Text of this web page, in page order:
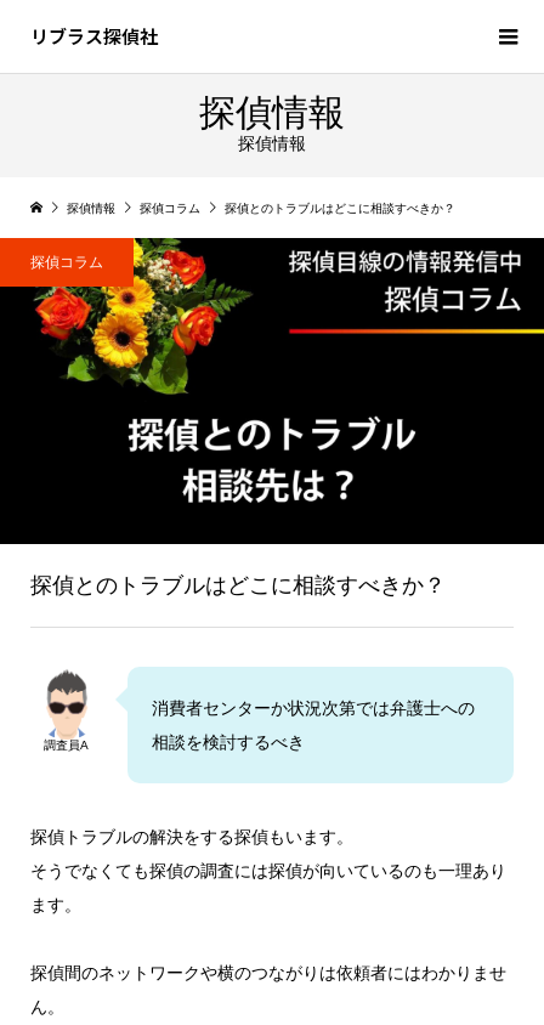
リブラス探偵社
探偵情報
探偵情報
探偵情報 探偵コラム 探偵とのトラブルはどこに相談すべきか？
探偵コラム
探偵とのトラブルはどこに相談すべきか？
調査員A
消費者センターか状況次第では弁護士への
相談を検討するべき
探偵トラブルの解決をする探偵もいます。
そうでなくても探偵の調査には探偵が向いているのも一理あり
ます。
探偵間のネットワークや横のつながりは依頼者にはわかりませ
ん。